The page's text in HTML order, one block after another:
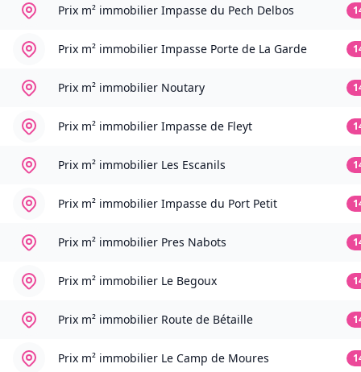
Prix m² immobilier Impasse du Pech Delbos
Prix m² immobilier Impasse Porte de La Garde
Prix m² immobilier Noutary
Prix m² immobilier Impasse de Fleyt
Prix m² immobilier Les Escanils
Prix m² immobilier Impasse du Port Petit
Prix m² immobilier Pres Nabots
Prix m² immobilier Le Begoux
Prix m² immobilier Route de Bétaille
Prix m² immobilier Le Camp de Moures